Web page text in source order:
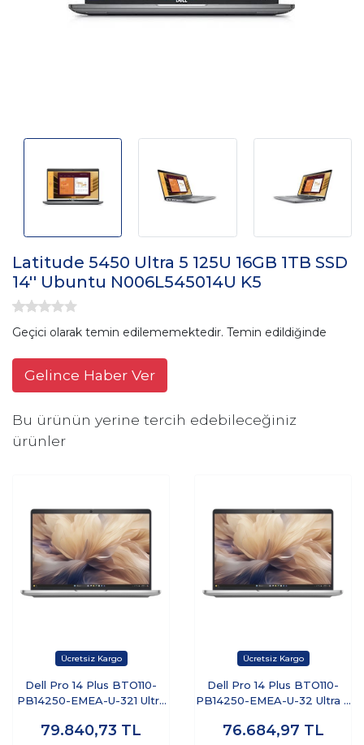
Latitude 5450 Ultra 5 125U 16GB 1TB SSD
14'' Ubuntu N006L545014U K5
Geçici olarak temin edilememektedir. Temin edildiğinde
Gelince Haber Ver
Bu ürünün yerine tercih edebileceğiniz
ürünler
Dell Pro 14 Plus BTO110-
PB14250-EMEA-U-321 Ultra
Free Dos Dizüstü Bilgisayar
79.840,73 TL
Dell Pro 14 Plus BTO110-
PB14250-EMEA-U-32 Ultra 7
Ubuntu Dizüstü Bilgisayar
76.684,97 TL